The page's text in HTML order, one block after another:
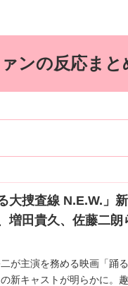
ンの反応まと
る大捜査線 N.E.W.」
増田貴久、佐藤二
が主演を務める映画「踊
新キャストが明らかに。